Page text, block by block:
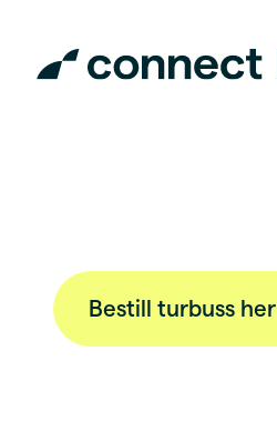
Bestill turbuss her